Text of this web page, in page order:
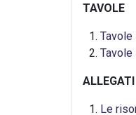
TAVOLE
Tavole
Tavole
ALLEGATI
Le